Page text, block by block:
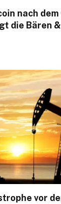
nach
die Bären
vor